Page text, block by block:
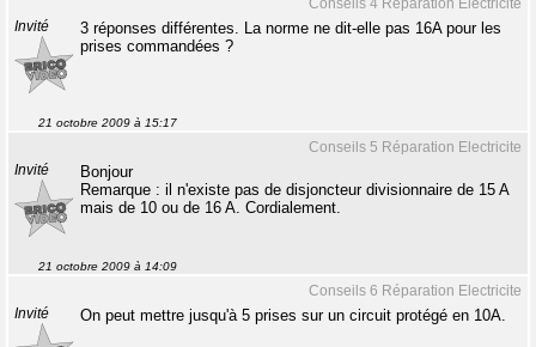
Conseils 4 Réparation Electricite
Invité
3 réponses différentes. La norme ne dit-elle pas 16A pour les
prises commandées ?
21 octobre 2009 à 15:17
Conseils 5 Réparation Electricite
Invité
Bonjour
Remarque : il n'existe pas de disjoncteur divisionnaire de 15 A
mais de 10 ou de 16 A. Cordialement.
21 octobre 2009 à 14:09
Conseils 6 Réparation Electricite
Invité On peut mettre jusqu'à 5 prises sur un circuit protégé en 10A.